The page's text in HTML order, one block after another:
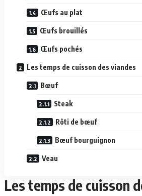
Œufs au plat
Œufs brouillés
Œufs pochés
Les temps de cuisson des viandes
Bœuf
Steak
Rôti de bœuf
Bœuf bourguignon
Veau
Les temps de cuisson